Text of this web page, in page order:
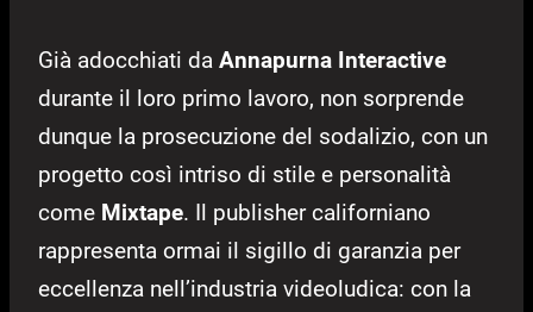
Già adocchiati da Annapurna Interactive
durante il loro primo lavoro, non sorprende
dunque la prosecuzione del sodalizio, con un
progetto così intriso di stile e personalità
come Mixtape. Il publisher californiano
rappresenta ormai il sigillo di garanzia per
eccellenza nell’industria videoludica: con la